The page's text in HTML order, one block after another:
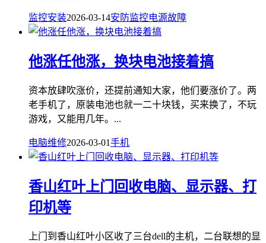
监控安装2026-03-14安防监控电源故障
他涨任他涨，换块电池接着搞
资本放肆吹涨价，还提前通知大家，他们要涨价了。两
老手机了，原装电池也就一二十块钱，买来换了，不玩
游戏，又能用几年。...
电脑维修2026-03-01手机
香山红叶上门回收电脑、显示器、打
印机等
上门到香山红叶小区收了三台dell的主机，二台联想的显